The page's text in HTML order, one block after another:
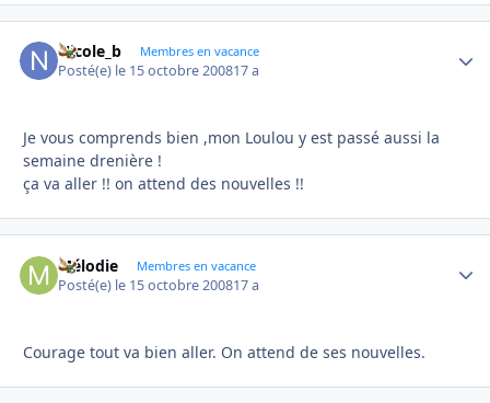
Nicole_b Membres en vacance
Posté(e) le 15 octobre 200817 a
Je vous comprends bien ,mon Loulou y est passé aussi la
semaine drenière !
ça va aller !! on attend des nouvelles !!
Mélodie Membres en vacance
Posté(e) le 15 octobre 200817 a
Courage tout va bien aller. On attend de ses nouvelles.